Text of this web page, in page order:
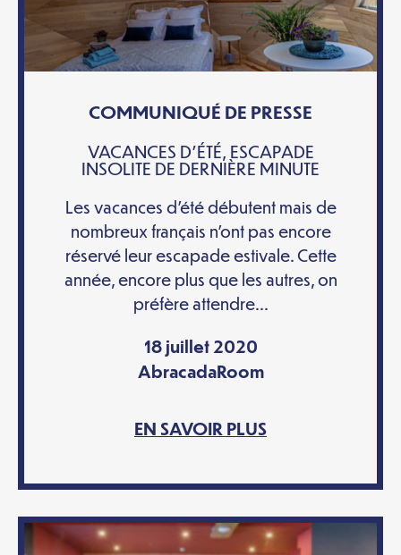
COMMUNIQUÉ DE PRESSE
VACANCES D’ÉTÉ, ESCAPADE
INSOLITE DE DERNIÈRE MINUTE
Les vacances d’été débutent mais de
nombreux français n’ont pas encore
réservé leur escapade estivale. Cette
année, encore plus que les autres, on
préfère attendre...
18 juillet 2020
AbracadaRoom
EN SAVOIR PLUS